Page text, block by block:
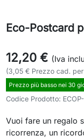
Eco-Postcard
12,20 € (Iva
(3,05 € Prezzo cad.
Prezzo più basso nei 30
Codice Prodotto:
Vuoi fare un regalo
ricorrenza, un